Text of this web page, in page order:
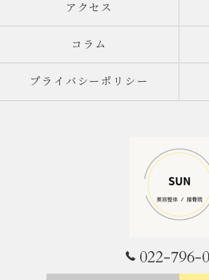
022-796-
アクセス
コラム
プライバシーポリシー